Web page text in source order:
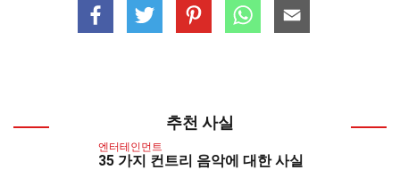
추천 사실
엔터테인먼트
35 가지 컨트리 음악에 대한 사실